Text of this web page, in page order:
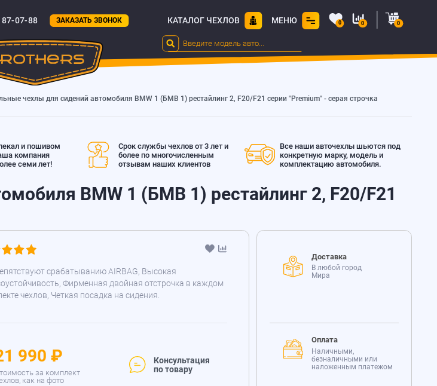
07-88 ЗАКАЗАТЬ ЗВОНОК КАТАЛОГ ЧЕХЛОВ МЕНЮ 0 0 0
чехлы для сидений автомобиля BMW 1 (БМВ 1) рестайлинг 2, F20/F21 серии "Premium" - серая строчка
и пошивом
компания
семи лет!
Срок службы чехлов от 3 лет и
более по многочисленным
отзывам наших клиентов
Все наши авточехлы шьются под
конкретную марку, модель и
комплектацию автомобиля.
BMW 1 (БМВ 1) рестайлинг 2, F20/F21
срабатыванию AIRBAG, Высокая
Фирменная двойная отстрочка в каждом
чехлов, Четкая посадка на сидения.
990 ₽
за комплект
как на фото
Консультация
по товару
Доставка
В любой город
Мира
Оплата
Наличными,
безналичными или
наложенным платежом